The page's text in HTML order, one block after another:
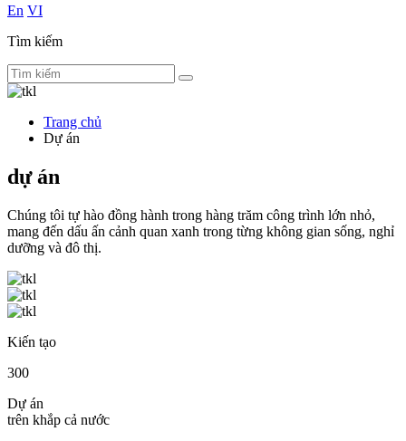
En VI
Tìm kiếm
Trang chủ
Dự án
dự án
Chúng tôi tự hào đồng hành trong hàng trăm công trình lớn nhỏ,
mang đến dấu ấn cảnh quan xanh trong từng không gian sống, nghỉ
dưỡng và đô thị.
Kiến tạo
300
Dự án
trên khắp cả nước